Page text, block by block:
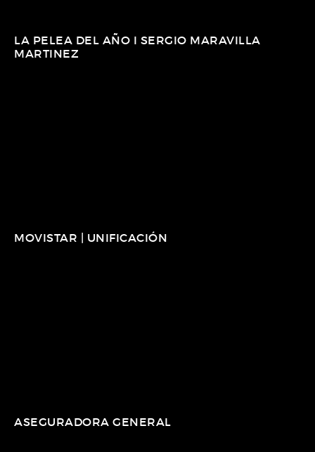
LA PELEA DEL AÑO I SERGIO MARAVILLA
MARTINEZ
MOVISTAR | UNIFICACIÓN
ASEGURADORA GENERAL